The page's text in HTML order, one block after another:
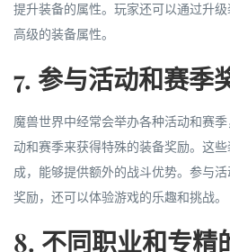
提升装备的属性。玩家还可以通过升
高级的装备属性。
7. 参与活动和赛季
魔兽世界中经常会举办各种活动和赛
动和赛季来获得特殊的装备奖励。这
成，能够提供额外的战斗优势。参与
奖励，还可以体验游戏的乐趣和挑战。
8. 不同职业和专精